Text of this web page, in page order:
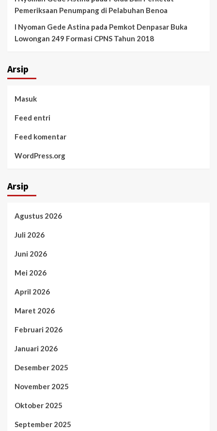
Pemeriksaan Penumpang di Pelabuhan Benoa
I Nyoman Gede Astina pada Pemkot Denpasar Buka
Lowongan 249 Formasi CPNS Tahun 2018
Arsip
Masuk
Feed entri
Feed komentar
WordPress.org
Arsip
Agustus 2026
Juli 2026
Juni 2026
Mei 2026
April 2026
Maret 2026
Februari 2026
Januari 2026
Desember 2025
November 2025
Oktober 2025
September 2025